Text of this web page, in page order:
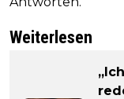
Weiterlesen